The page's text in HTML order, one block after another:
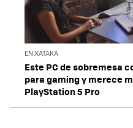
EN XATAKA
Este PC de sobremesa
para gaming y merece
PlayStation 5 Pro